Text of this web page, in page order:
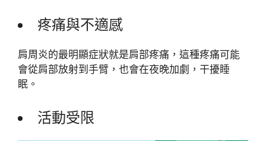
疼痛與不適感
肩周炎的最明顯症狀就是肩部疼痛，這種疼痛可能
會從肩部放射到手臂，也會在夜晚加劇，干擾睡
眠。
活動受限